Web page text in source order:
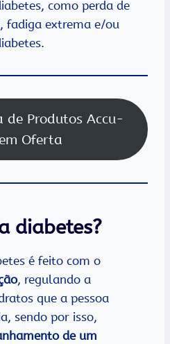
como perda de
fadiga extrema e/ou
de Produtos Accu-
Oferta
diabetes?
é feito com o
, regulando a
que a pessoa
sendo por isso,
de um